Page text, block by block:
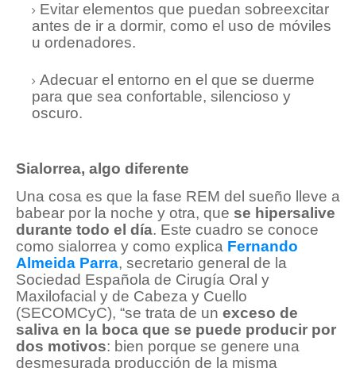
Evitar elementos que puedan sobreexcitar
antes de ir a dormir, como el uso de móviles
u ordenadores.
Adecuar el entorno en el que se duerme
para que sea confortable, silencioso y
oscuro.
Sialorrea, algo diferente
Una cosa es que la fase REM del sueño lleve a
babear por la noche y otra, que se hipersalive
durante todo el día. Este cuadro se conoce
como sialorrea y como explica Fernando
Almeida Parra, secretario general de la
Sociedad Española de Cirugía Oral y
Maxilofacial y de Cabeza y Cuello
(SECOMCyC), “se trata de un exceso de
saliva en la boca que se puede producir por
dos motivos: bien porque se genere una
desmesurada producción de la misma